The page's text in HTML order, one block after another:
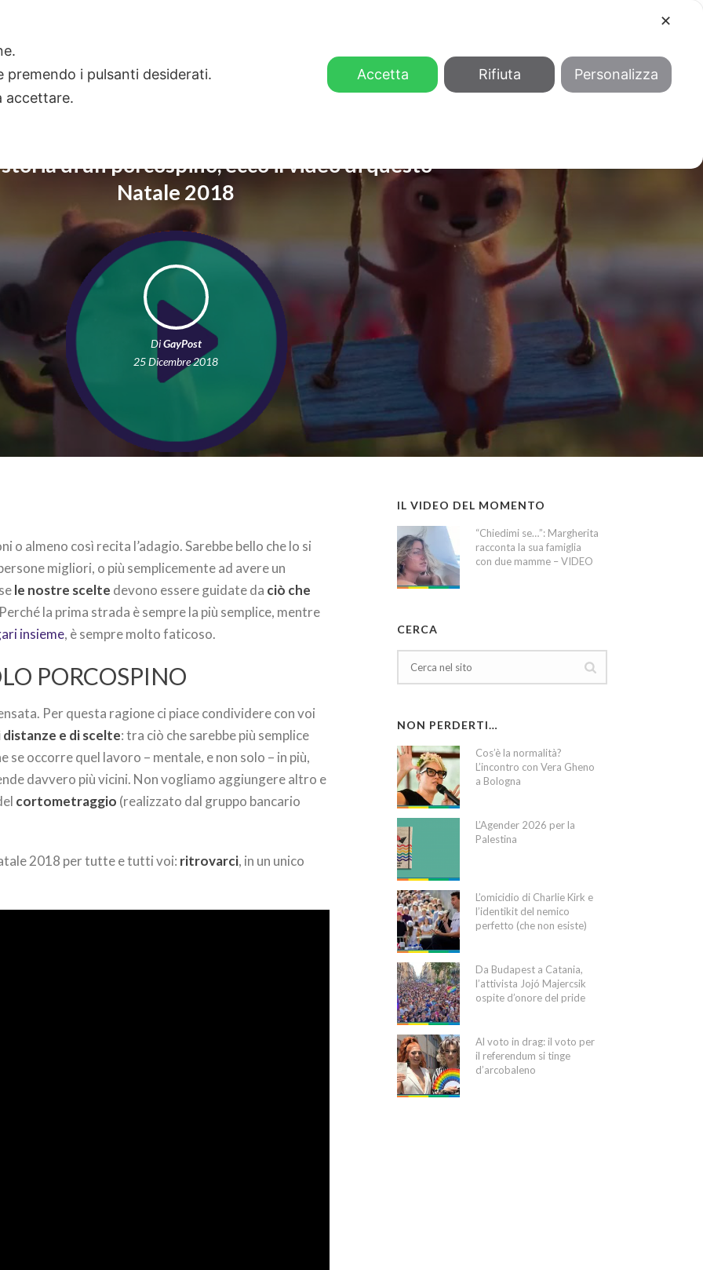
di un porcospino, ecco il video di questo
Natale 2018
DiGayPost
25 Dicembre 2018
o almeno così recita l’adagio. Sarebbe bello che lo si
migliori, o più semplicemente ad avere un
le nostre scelte devono essere guidate da ciò che
la prima strada è sempre la più semplice, mentre
insieme, è sempre molto faticoso.
PORCOSPINO
Per questa ragione ci piace condividere con voi
e di scelte: tra ciò che sarebbe più semplice
se occorre quel lavoro – mentale, e non solo – in più,
davvero più vicini. Non vogliamo aggiungere altro e
cortometraggio (realizzato dal gruppo bancario
2018 per tutte e tutti voi: ritrovarci, in un unico
IL VIDEO DEL MOMENTO
“Chiedimi se…”: Margherita
racconta la sua famiglia
con due mamme – VIDEO
CERCA
NON PERDERTI…
Cos’è la normalità?
L’incontro con Vera Gheno
a Bologna
L’Agender 2026 per la
Palestina
L’omicidio di Charlie Kirk e
l’identikit del nemico
perfetto (che non esiste)
Da Budapest a Catania,
l’attivista Jojó Majercsik
ospite d’onore del pride
Al voto in drag: il voto per
il referendum si tinge
d’arcobaleno
✕
i pulsanti desiderati.
accettare.
Accetta Rifiuta Personalizza